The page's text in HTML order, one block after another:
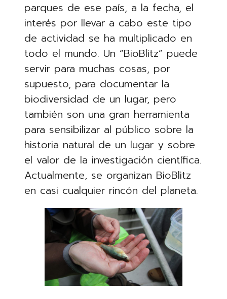
parques de ese país, a la fecha, el
interés por llevar a cabo este tipo
de actividad se ha multiplicado en
todo el mundo. Un “BioBlitz” puede
servir para muchas cosas, por
supuesto, para documentar la
biodiversidad de un lugar, pero
también son una gran herramienta
para sensibilizar al público sobre la
historia natural de un lugar y sobre
el valor de la investigación científica.
Actualmente, se organizan BioBlitz
en casi cualquier rincón del planeta.